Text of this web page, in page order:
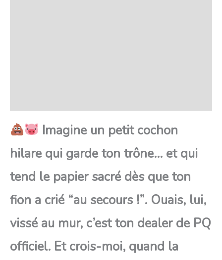
Imagine un petit cochon
hilare qui garde ton trône… et qui
tend le papier sacré dès que ton
fion a crié “au secours !”. Ouais, lui,
vissé au mur, c’est ton dealer de PQ
officiel. Et crois-moi, quand la